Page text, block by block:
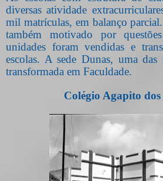
diversas atividade
mil matrículas, em balanço
também motivado por
unidades foram vendidas e
escolas. A sede Dunas, uma
transformada em Faculdade.
Colégio Agapito dos